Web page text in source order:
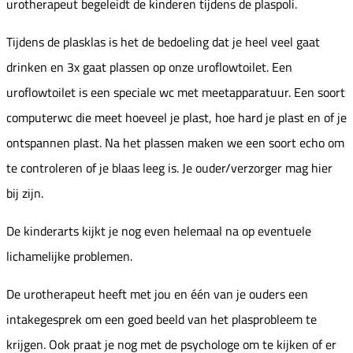
urotherapeut begeleidt de kinderen tijdens de plaspoli.
Tijdens de plasklas is het de bedoeling dat je heel veel gaat
drinken en 3x gaat plassen op onze uroflowtoilet. Een
uroflowtoilet is een speciale wc met meetapparatuur. Een soort
computerwc die meet hoeveel je plast, hoe hard je plast en of je
ontspannen plast. Na het plassen maken we een soort echo om
te controleren of je blaas leeg is. Je ouder/verzorger mag hier
bij zijn.
De kinderarts kijkt je nog even helemaal na op eventuele
lichamelijke problemen.
De urotherapeut heeft met jou en één van je ouders een
intakegesprek om een goed beeld van het plasprobleem te
krijgen. Ook praat je nog met de psychologe om te kijken of er